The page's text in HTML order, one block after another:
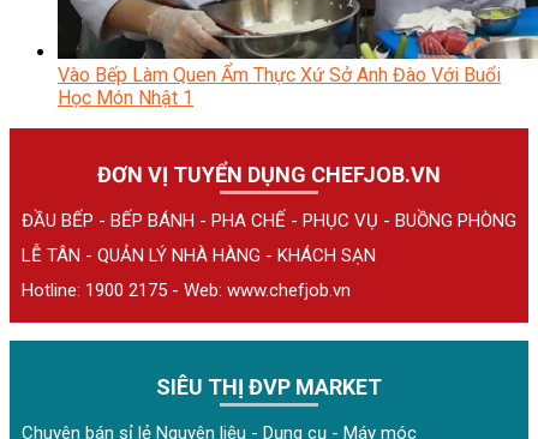
Vào Bếp Làm Quen Ẩm Thực Xứ Sở Anh Đào Với Buổi
Học Món Nhật 1
ĐƠN VỊ TUYỂN DỤNG CHEFJOB.VN
ĐẦU BẾP - BẾP BÁNH - PHA CHẾ - PHỤC VỤ - BUỒNG PHÒNG
LỄ TÂN - QUẢN LÝ NHÀ HÀNG - KHÁCH SẠN
Hotline: 1900 2175 - Web: www.chefjob.vn
SIÊU THỊ ĐVP MARKET
Chuyên bán sỉ lẻ Nguyên liệu - Dụng cụ - Máy móc